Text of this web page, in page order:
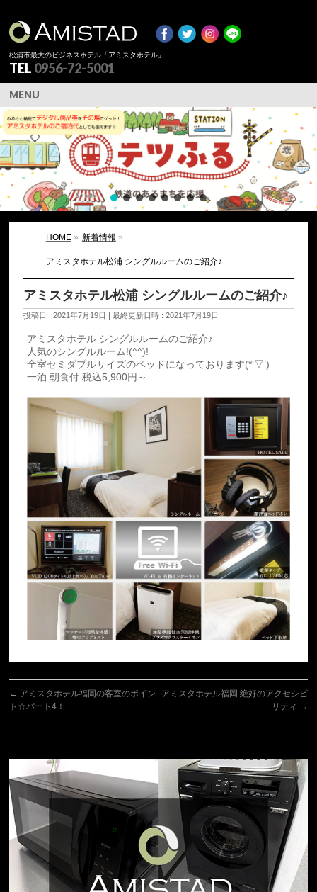
松浦市最大のビジネスホテル「アミスタホテル」
TEL 0956-72-5001
MENU
HOME» 新着情報 »
アミスタホテル松浦 シングルルームのご紹介♪
アミスタホテル松浦 シングルルームのご紹介♪
投稿日 : 2021年7月19日 最終更新日時 : 2021年7月19日
アミスタホテル シングルルームのご紹介♪
人気のシングルルーム!(^^)!
全室セミダブルサイズのベッドになっております(*’▽’)
一泊 朝食付 税込5,900円～
← アミスタホテル福岡の客室のポイン
ト☆パート4！
アミスタホテル福岡 絶好のアクセシビ
リティ →